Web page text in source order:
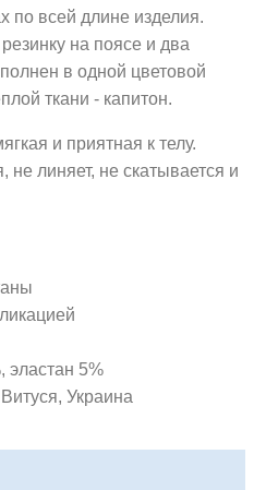
по всей длине изделия.
на поясе и два
в одной цветовой
ткани - капитон.
и приятная к телу.
не линяет, не скатывается и
эластан 5%
, Украина